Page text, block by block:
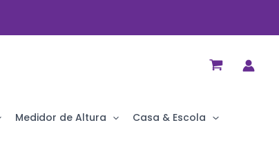
Medidor de Altura Casa & Escola